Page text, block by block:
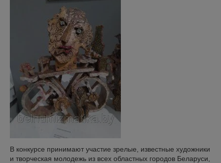
В конкурсе принимают участие зрелые, известные художники
и творческая молодежь из всех областных городов Беларуси,